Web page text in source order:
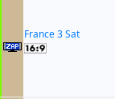
France 3 Sat